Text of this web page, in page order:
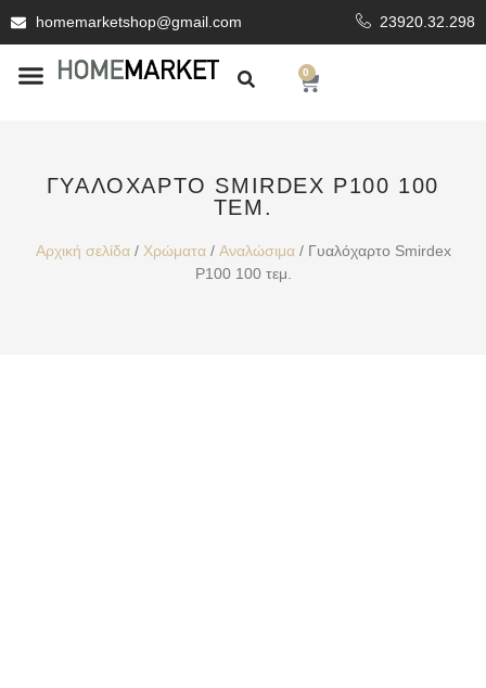
homemarketshop@gmail.com 23920.32.298
0
ΓΥΑΛΌΧΑΡΤΟ SMIRDEX P100 100
ΤΕΜ.
Αρχική σελίδα/ Χρώματα/ Αναλώσιμα/ Γυαλόχαρτο Smirdex
P100 100 τεμ.